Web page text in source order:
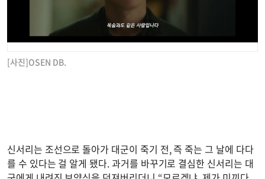
[사진]OSEN DB.
신서리는 조선으로 돌아가 대군이 죽기 전, 즉 죽는 그 날에 다다
를 수 있다는 걸 알게 됐다. 과거를 바꾸기로 결심한 신서리는 대